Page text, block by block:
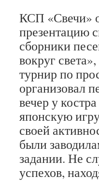
КСП «Свечи»
презентацию
сборники
вокруг
турнир по
организовал
вечер у
японскую
своей
были
задании. Не
успехов,